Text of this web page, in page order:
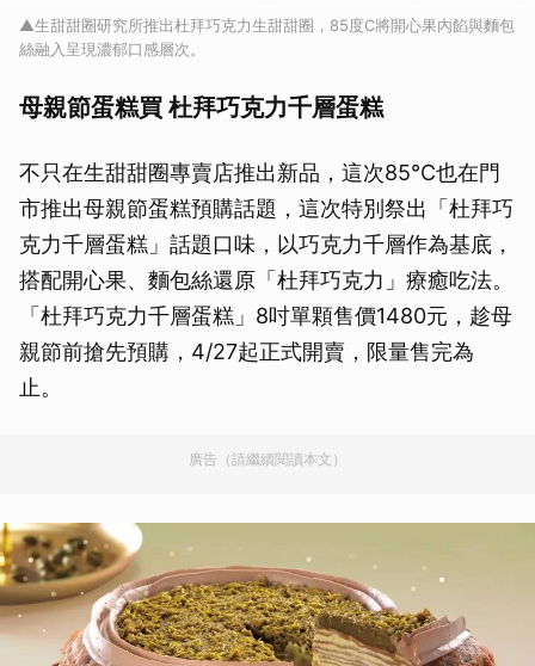
▲生甜甜圈研究所推出杜拜巧克力生甜甜圈，85度C將開心果內餡與麵包
絲融入呈現濃郁口感層次。
母親節蛋糕買 杜拜巧克力千層蛋糕
不只在生甜甜圈專賣店推出新品，這次85°C也在門
市推出母親節蛋糕預購話題，這次特別祭出「杜拜巧
克力千層蛋糕」話題口味，以巧克力千層作為基底，
搭配開心果、麵包絲還原「杜拜巧克力」療癒吃法。
「杜拜巧克力千層蛋糕」8吋單顆售價1480元，趁母
親節前搶先預購，4/27起正式開賣，限量售完為
止。
廣告（請繼續閱讀本文）